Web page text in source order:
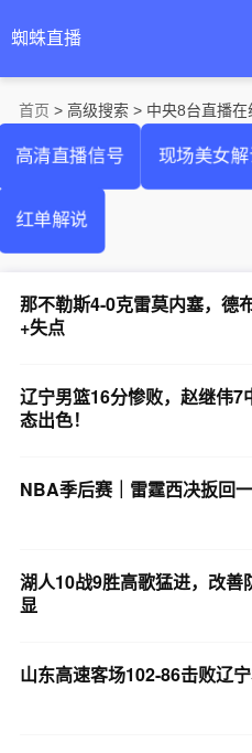
蜘蛛直播
首页 > 高级搜索 > 中央8台直播在
高清直播信号 现场美女
红单解说
那不勒斯4-0克雷莫内塞，德
+失点
辽宁男篮16分惨败，赵继伟
态出色！
NBA季后赛｜雷霆西决扳回
湖人10战9胜高歌猛进，改
显
山东高速客场102-86击败辽